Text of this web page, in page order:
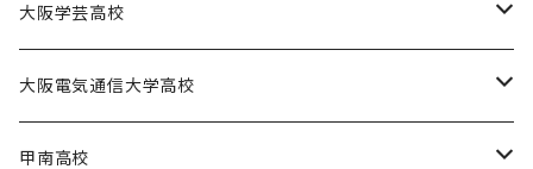
天理大学女子ハンドボール部
法政大学バスケットボール部
大阪学芸高校
大阪学芸高校バスケットボール部
大阪電気通信大学高校
電通高硬式野球部
甲南高校